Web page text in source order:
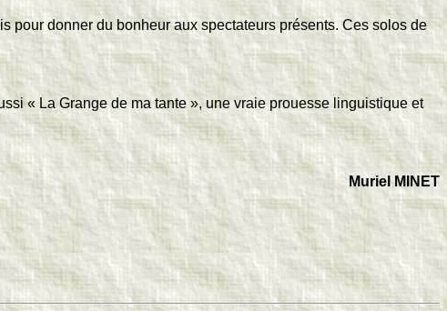
pour donner du bonheur aux spectateurs présents. Ces solos de
« La Grange de ma tante », une vraie prouesse linguistique et
Muriel MINET